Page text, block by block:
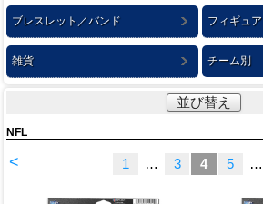
ブレスレット／バンド フィギュア
雑貨 チーム別
並び替え
NFL
< 1 … 3 4 5 …